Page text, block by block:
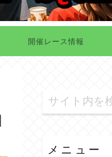
開催レース情報
メニュー